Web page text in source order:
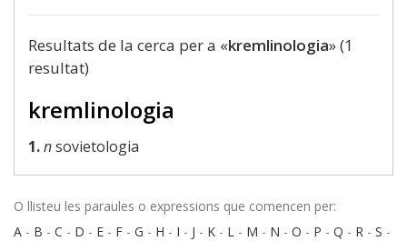
Resultats de la cerca per a «kremlinologia» (1
resultat)
kremlinologia
1.nsovietologia
O llisteu les paraules o expressions que comencen per:
A - B - C - D - E - F - G - H - I - J - K - L - M - N - O - P - Q - R - S -